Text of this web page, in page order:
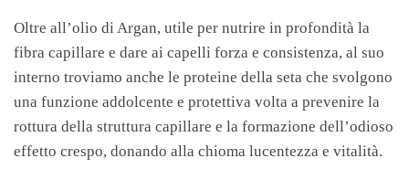
Oltre all’olio di Argan, utile per nutrire in profondità la
fibra capillare e dare ai capelli forza e consistenza, al suo
interno troviamo anche le proteine della seta che svolgono
una funzione addolcente e protettiva volta a prevenire la
rottura della struttura capillare e la formazione dell’odioso
effetto crespo, donando alla chioma lucentezza e vitalità.